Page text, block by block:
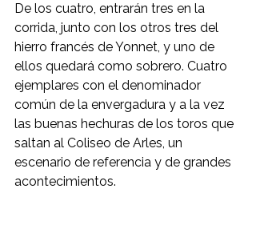
De los cuatro, entrarán tres en la
corrida, junto con los otros tres del
hierro francés de Yonnet, y uno de
ellos quedará como sobrero. Cuatro
ejemplares con el denominador
común de la envergadura y a la vez
las buenas hechuras de los toros que
saltan al Coliseo de Arles, un
escenario de referencia y de grandes
acontecimientos.